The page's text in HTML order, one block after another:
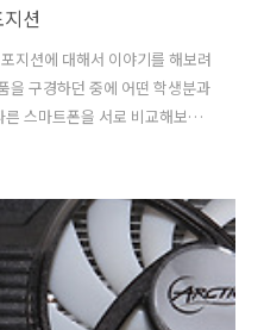
션
지션에 대해서 이야기를 해보려
을 구경하던 중에 어떤 학생분과
스마트폰을 서로 비교해보면
을까 저게 좋을까 한참 서로
있긴 했지만, 일반 사용자들의
습니다. 무슨 말이냐면 자신은
유저는 전혀 생각하지 못했던
는 것 이죠. 그 때 봤던 어머니
원한 화면과 필기가 되니 갤럭시